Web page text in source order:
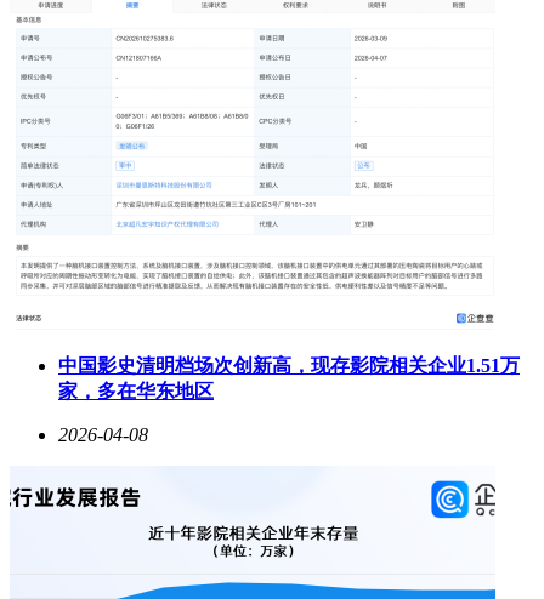
中国影史清明档场次创新高，现存影院相关企业1.51万
家，多在华东地区
2026-04-08